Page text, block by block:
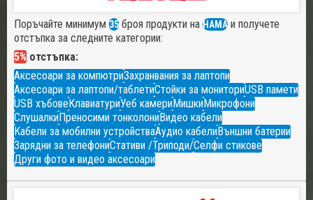
Поръчайте минимум 35 броя продукти на HAMA и получете
отстъпка за следните категории:
5% отстъпка:
Аксесоари за компютриЗахранвания за лаптопи
Аксесоари за лаптопи/таблетиСтойки за мониториUSB памети
USB хъбовеКлавиатуриУеб камериМишкиМикрофони
СлушалкиПреносими тонколониВидео кабели
Кабели за мобилни устройстваАудио кабелиВъншни батерии
Зарядни за телефониСтативи /Триподи/Селфи стикове
Други фото и видео аксесоари